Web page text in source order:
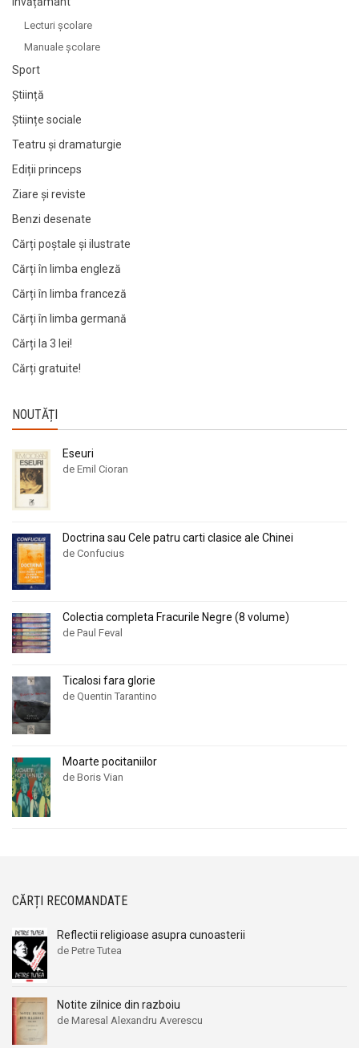
Lecturi şcolare
Manuale şcolare
Sport
Știință
Științe sociale
Teatru și dramaturgie
Ediții princeps
Ziare şi reviste
Benzi desenate
Cărți poștale și ilustrate
Cărți în limba engleză
Cărți în limba franceză
Cărți în limba germană
Cărți la 3 lei!
Cărți gratuite!
NOUTĂȚI
Eseuri
de Emil Cioran
Doctrina sau Cele patru carti clasice ale Chinei
de Confucius
Colectia completa Fracurile Negre (8 volume)
de Paul Feval
Ticalosi fara glorie
de Quentin Tarantino
Moarte pocitaniilor
de Boris Vian
CĂRȚI RECOMANDATE
Reflectii religioase asupra cunoasterii
de Petre Tutea
Notite zilnice din razboiu
de Maresal Alexandru Averescu